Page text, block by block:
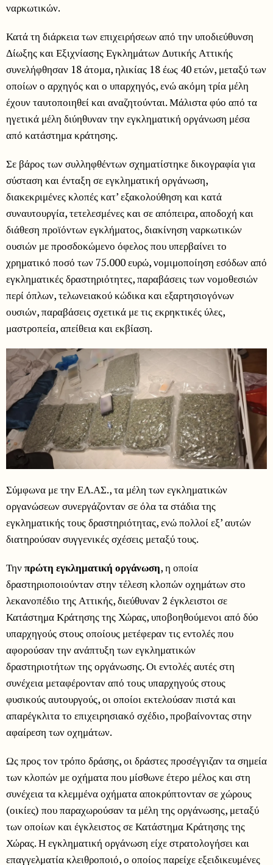
ναρκωτικών.
Κατά τη διάρκεια των επιχειρήσεων από την υποδιεύθυνση
Δίωξης και Εξιχνίασης Εγκλημάτων Δυτικής Αττικής
συνελήφθησαν 18 άτομα, ηλικίας 18 έως 40 ετών, μεταξύ των
οποίων ο αρχηγός και ο υπαρχηγός, ενώ ακόμη τρία μέλη
έχουν ταυτοποιηθεί και αναζητούνται. Μάλιστα φύο από τα
ηγετικά μέλη διύηθυναν την εγκληματική οργάνωση μέσα
από κατάστημα κράτησης.
Σε βάρος των συλληφθέντων σχηματίστηκε δικογραφία για
σύσταση και ένταξη σε εγκληματική οργάνωση,
διακεκριμένες κλοπές κατ’ εξακολούθηση και κατά
συναυτουργία, τετελεσμένες και σε απόπειρα, αποδοχή και
διάθεση προϊόντων εγκλήματος, διακίνηση ναρκωτικών
ουσιών με προσδοκώμενο όφελος που υπερβαίνει το
χρηματικό ποσό των 75.000 ευρώ, νομιμοποίηση εσόδων από
εγκληματικές δραστηριότητες, παραβάσεις των νομοθεσιών
περί όπλων, τελωνειακού κώδικα και εξαρτησιογόνων
ουσιών, παραβάσεις σχετικά με τις εκρηκτικές ύλες,
μαστροπεία, απείθεια και εκβίαση.
Σύμφωνα με την ΕΛ.ΑΣ., τα μέλη των εγκληματικών
οργανώσεων συνεργάζονταν σε όλα τα στάδια της
εγκληματικής τους δραστηριότητας, ενώ πολλοί εξ’ αυτών
διατηρούσαν συγγενικές σχέσεις μεταξύ τους.
Τηνπρώτη εγκληματική οργάνωση, η οποία
δραστηριοποιούνταν στην τέλεση κλοπών οχημάτων στο
λεκανοπέδιο της Αττικής, διεύθυναν 2 έγκλειστοι σε
Κατάστημα Κράτησης της Χώρας, υποβοηθούμενοι από δύο
υπαρχηγούς στους οποίους μετέφεραν τις εντολές που
αφορούσαν την ανάπτυξη των εγκληματικών
δραστηριοτήτων της οργάνωσης. Οι εντολές αυτές στη
συνέχεια μεταφέρονταν από τους υπαρχηγούς στους
φυσικούς αυτουργούς, οι οποίοι εκτελούσαν πιστά και
απαρέγκλιτα το επιχειρησιακό σχέδιο, προβαίνοντας στην
αφαίρεση των οχημάτων.
Ως προς τον τρόπο δράσης, οι δράστες προσέγγιζαν τα σημεία
των κλοπών με οχήματα που μίσθωνε έτερο μέλος και στη
συνέχεια τα κλεμμένα οχήματα αποκρύπτονταν σε χώρους
(οικίες) που παραχωρούσαν τα μέλη της οργάνωσης, μεταξύ
των οποίων και έγκλειστος σε Κατάστημα Κράτησης της
Χώρας. Η εγκληματική οργάνωση είχε στρατολογήσει και
επαγγελματία κλειθροποιό, ο οποίος παρείχε εξειδικευμένες